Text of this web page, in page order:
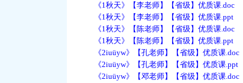
《1秋天》【李老师】【省级】优质课.doc
《1秋天》【李老师】【省级】优质课.ppt
《1秋天》【陈老师】【省级】优质课.doc
《1秋天》【陈老师】【省级】优质课.ppt
《2iuüyw》【孔老师】【省级】优质课.doc
《2iuüyw》【孔老师】【省级】优质课.ppt
《2iuüyw》【邓老师】【省级】优质课.doc